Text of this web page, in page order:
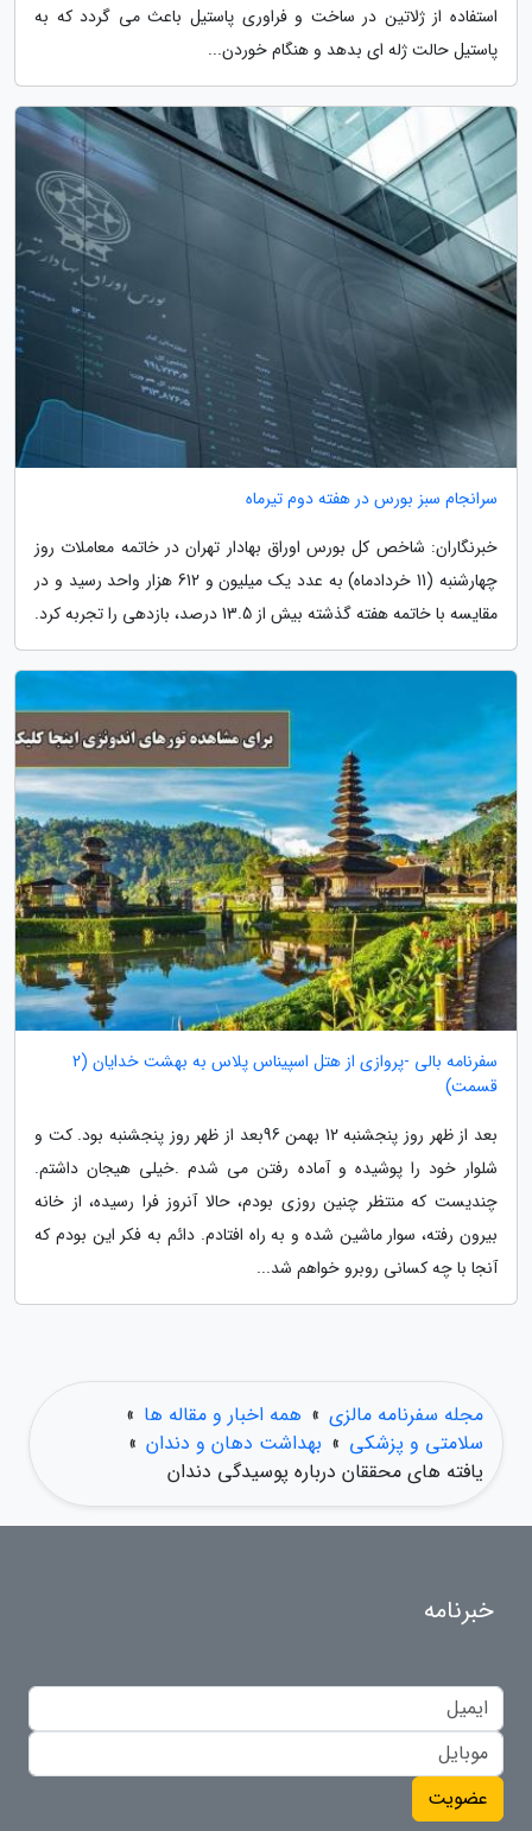
استفاده از ژلاتین در ساخت و فراوری پاستیل باعث می گردد که به
پاستیل حالت ژله ای بدهد و هنگام خوردن...
سرانجام سبز بورس در هفته دوم تیرماه
خبرنگاران: شاخص کل بورس اوراق بهادار تهران در خاتمه معاملات روز
چهارشنبه (11 خردادماه) به عدد یک میلیون و 612 هزار واحد رسید و در
مقایسه با خاتمه هفته گذشته بیش از 13.5 درصد، بازدهی را تجربه کرد.
سفرنامه بالی -پروازی از هتل اسپیناس پلاس به بهشت خدایان (2
قسمت)
بعد از ظهر روز پنجشنبه 12 بهمن 96بعد از ظهر روز پنجشنبه بود. کت و
شلوار خود را پوشیده و آماده رفتن می شدم .خیلی هیجان داشتم.
چندیست که منتظر چنین روزی بودم، حالا آنروز فرا رسیده، از خانه
بیرون رفته، سوار ماشین شده و به راه افتادم. دائم به فکر این بودم که
آنجا با چه کسانی روبرو خواهم شد...
مجله سفرنامه مالزی » همه اخبار و مقاله ها »
سلامتی و پزشکی » بهداشت دهان و دندان »
یافته های محققان درباره پوسیدگی دندان
خبرنامه
عضویت